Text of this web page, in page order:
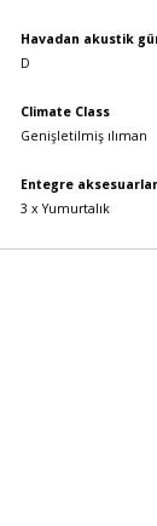
Havadan akustik
D
Climate Class
Genişletilmiş ılıman
Entegre aksesuarlar
3 x Yumurtalık